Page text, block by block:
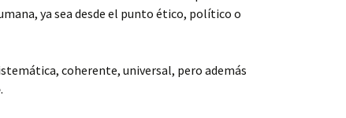
ya sea desde el punto ético, político o
coherente, universal, pero además
.